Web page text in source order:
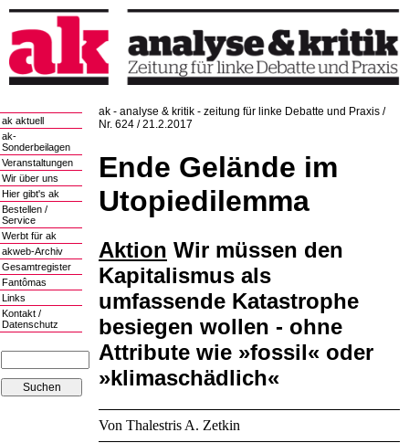
ak aktuell
ak-
Sonderbeilagen
Veranstaltungen
Wir über uns
Hier gibt's ak
Bestellen /
Service
Werbt für ak
akweb-Archiv
Gesamtregister
Fantômas
Links
Kontakt /
Datenschutz
ak - analyse & kritik - zeitung für linke Debatte und Praxis /
Nr. 624 / 21.2.2017
Ende Gelände im
Utopiedilemma
Aktion Wir müssen den
Kapitalismus als
umfassende Katastrophe
besiegen wollen - ohne
Attribute wie »fossil« oder
»klimaschädlich«
Von Thalestris A. Zetkin